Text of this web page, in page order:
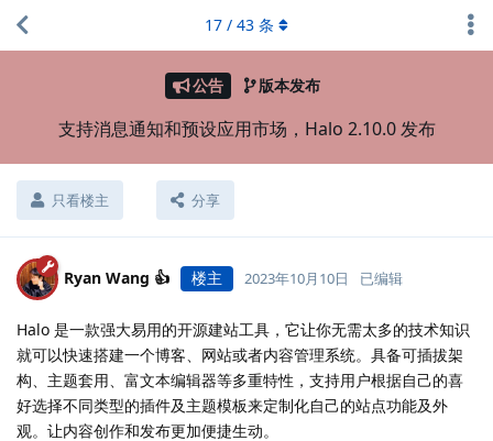
公告 版本发布
支持消息通知和预设应用市场，Halo 2.10.0 发布
只看楼主 分享
17 / 43 条
Ryan Wang 👍 楼主 2023年10月10日 已编辑
Halo 是一款强大易用的开源建站工具，它让你无需太多的技术知识
就可以快速搭建一个博客、网站或者内容管理系统。具备可插拔架
构、主题套用、富文本编辑器等多重特性，支持用户根据自己的喜
好选择不同类型的插件及主题模板来定制化自己的站点功能及外
观。让内容创作和发布更加便捷生动。